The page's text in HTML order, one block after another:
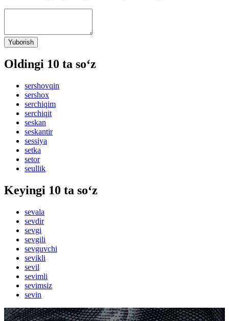
Yuborish
Oldingi 10 ta so‘z
sershovqin
sershox
serchiqim
serchiqit
seskan
seskantir
sessiya
setka
setor
seullik
Keyingi 10 ta so‘z
sevala
sevdir
sevgi
sevgili
sevguvchi
sevikli
sevil
sevimli
sevimsiz
sevin